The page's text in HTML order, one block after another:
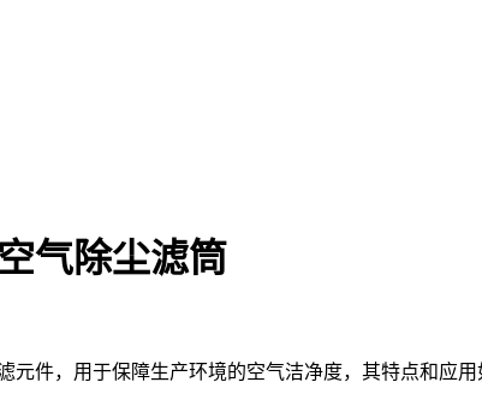
气除尘滤筒
元件，用于保障生产环境的空气洁净度，其特点和应用